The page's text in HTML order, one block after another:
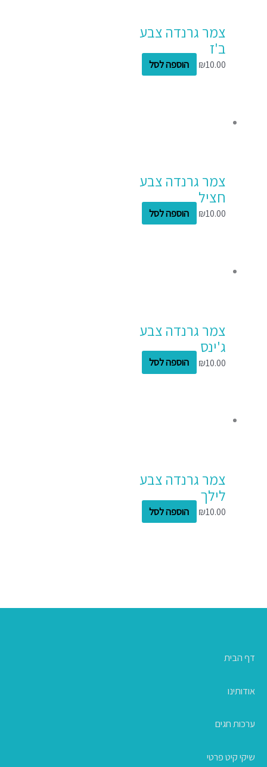
צמר גרנדה צבע
ב'ז
₪10.00 הוספה לסל
צמר גרנדה צבע
חציל
₪10.00 הוספה לסל
צמר גרנדה צבע
ג'ינס
₪10.00 הוספה לסל
צמר גרנדה צבע
לילך
₪10.00 הוספה לסל
דף הבית
אודותינו
ערכות חגים
שיקי קיט פרטי